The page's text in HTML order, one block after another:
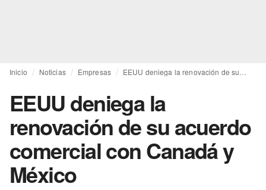
Inicio Noticias Empresas
EEUU deniega la
renovación de su acuerdo
comercial con Canadá y
México